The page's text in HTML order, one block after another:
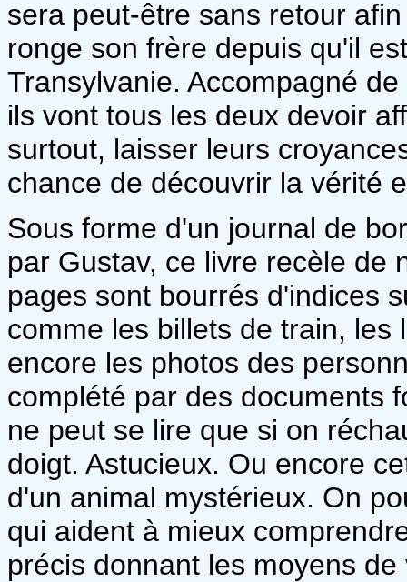
sera peut-être sans retour
ronge son frère depuis qu'il
Transylvanie. Accompagné
ils vont tous les deux devoir
surtout, laisser leurs
chance de découvrir la vérité
Sous forme d'un journal de
par Gustav, ce livre recèle de
pages sont bourrés d'indices
comme les billets de train, les
encore les photos des
complété par des documents
ne peut se lire que si on
doigt. Astucieux. Ou encore
d'un animal mystérieux. On
qui aident à mieux
précis donnant les moyens